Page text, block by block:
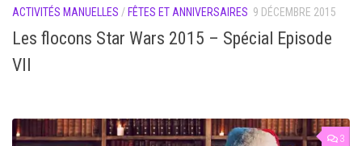
ACTIVITÉS MANUELLES / FÊTES ET ANNIVERSAIRES 9 DÉCEMBRE 2015
Les flocons Star Wars 2015 – Spécial Episode
VII
3